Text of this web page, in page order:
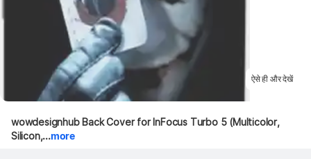
ऐसे ही और देखें
wowdesignhub Back Cover for InFocus Turbo 5 (Multicolor,
Silicon,...more